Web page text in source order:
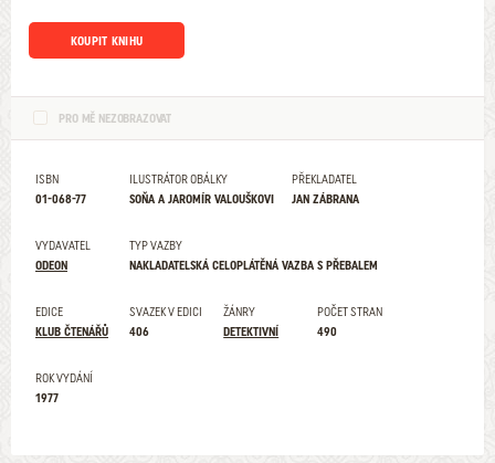
KOUPIT KNIHU
PRO MĚ NEZOBRAZOVAT
ISBN
01-068-77
ILUSTRÁTOR OBÁLKY
SOŇA A JAROMÍR VALOUŠKOVI
PŘEKLADATEL
JAN ZÁBRANA
VYDAVATEL
ODEON
TYP VAZBY
NAKLADATELSKÁ CELOPLÁTĚNÁ VAZBA S PŘEBALEM
EDICE
KLUB ČTENÁŘŮ
SVAZEK V EDICI
406
ŽÁNRY
DETEKTIVNÍ
POČET STRAN
490
ROK VYDÁNÍ
1977